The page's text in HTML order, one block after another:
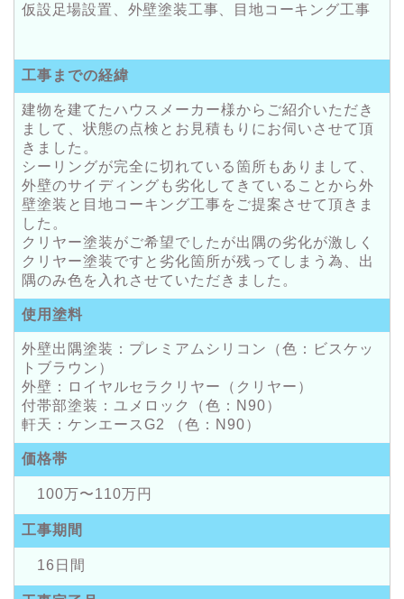
仮設足場設置、外壁塗装工事、目地コーキング工事
工事までの経緯
建物を建てたハウスメーカー様からご紹介いただき
まして、状態の点検とお見積もりにお伺いさせて頂
きました。
シーリングが完全に切れている箇所もありまして、
外壁のサイディングも劣化してきていることから外
壁塗装と目地コーキング工事をご提案させて頂きま
した。
クリヤー塗装がご希望でしたが出隅の劣化が激しく
クリヤー塗装ですと劣化箇所が残ってしまう為、出
隅のみ色を入れさせていただきました。
使用塗料
外壁出隅塗装：プレミアムシリコン（色：ビスケッ
トブラウン）
外壁：ロイヤルセラクリヤー（クリヤー）
付帯部塗装：ユメロック（色：N90）
軒天：ケンエースG2 （色：N90）
価格帯
100万〜110万円
工事期間
16日間